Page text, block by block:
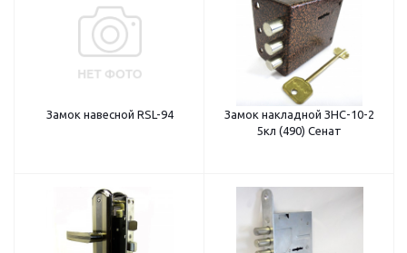
Замок навесной RSL-94
Замок накладной ЗНС-10-2
5кл (490) Сенат